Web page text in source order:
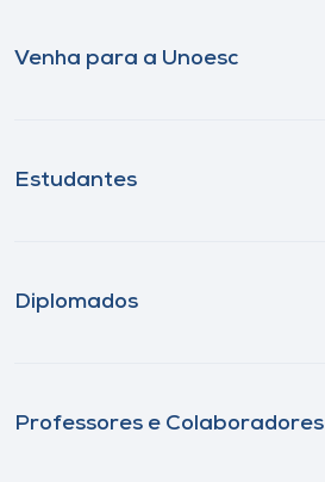
Venha para a Unoesc
Estudantes
Diplomados
Professores e Colaboradores